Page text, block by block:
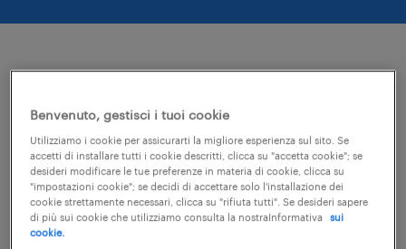
chi siamo
flessibilità e competenza per aziende e
talenti.
Dalla nostra esperienza unica "sul campo",
abbiamo portato la flessibilità delle soluzioni
Benvenuto, gestisci i tuoi cookie
Utilizziamo i cookie per assicurarti la migliore esperienza sul sito. Se
accetti di installare tutti i cookie descritti, clicca su "accetta cookie"; se
desideri modificare le tue preferenze in materia di cookie, clicca su
"impostazioni cookie"; se decidi di accettare solo l'installazione dei
cookie strettamente necessari, clicca su "rifiuta tutti". Se desideri sapere
di più sui cookie che utilizziamo consulta la nostraInformativa
sui
cookie.